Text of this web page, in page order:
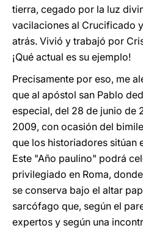
tierra, cegado por la luz
vacilaciones al Crucificado
atrás. Vivió y trabajó por
¡Qué actual es su ejemplo!
Precisamente por eso, me
que al apóstol san Pablo
especial, del 28 de junio de
2009, con ocasión del
que los historiadores sitúan
Este "Año paulino" podrá
privilegiado en Roma,
se conserva bajo el altar
sarcófago que, según el
expertos y según una